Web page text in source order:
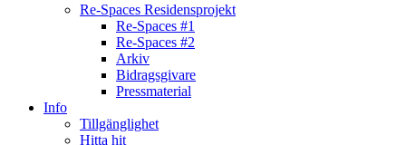
Re-Spaces Residensprojekt
Re-Spaces #1
Re-Spaces #2
Arkiv
Bidragsgivare
Pressmaterial
Info
Tillgänglighet
Hitta hit